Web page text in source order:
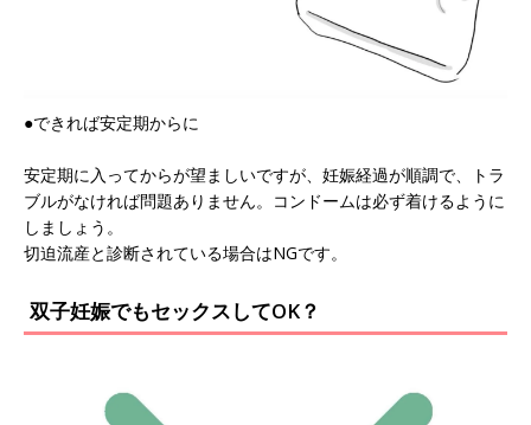
●できれば安定期からに
安定期に入ってからが望ましいですが、妊娠経過が順調で、トラ
ブルがなければ問題ありません。コンドームは必ず着けるように
しましょう。
切迫流産と診断されている場合はNGです。
双子妊娠でもセックスしてOK？